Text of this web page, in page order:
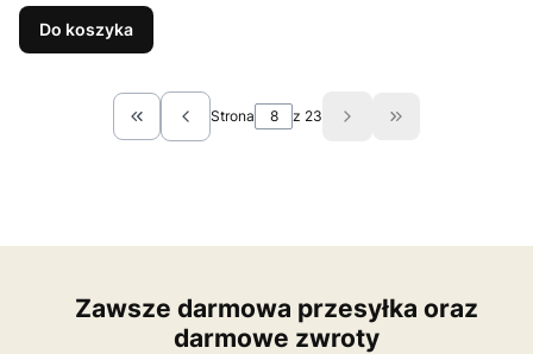
Do koszyka
Wróć do pierwszej strony z produktami
Strona z 23 Przejdź do
Zawsze darmowa przesyłka oraz
darmowe zwroty